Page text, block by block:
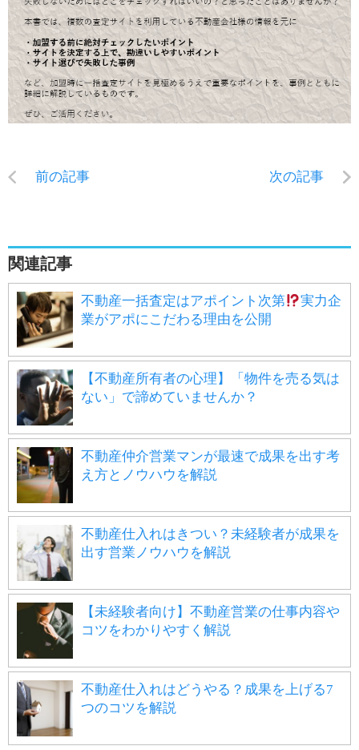
次の記事
前の記事
関連記事
不動産一括査定はアポイント次第
実力企
業がアポにこだわる理由を公開
【不動産所有者の心理】「物件を売る気は
ない」で諦めていませんか？
不動産仲介営業マンが最速で成果を出す考
え方とノウハウを解説
不動産仕入れはきつい？未経験者が成果を
出す営業ノウハウを解説
【未経験者向け】不動産営業の仕事内容や
コツをわかりやすく解説
不動産仕入れはどうやる？成果を上げる7
つのコツを解説